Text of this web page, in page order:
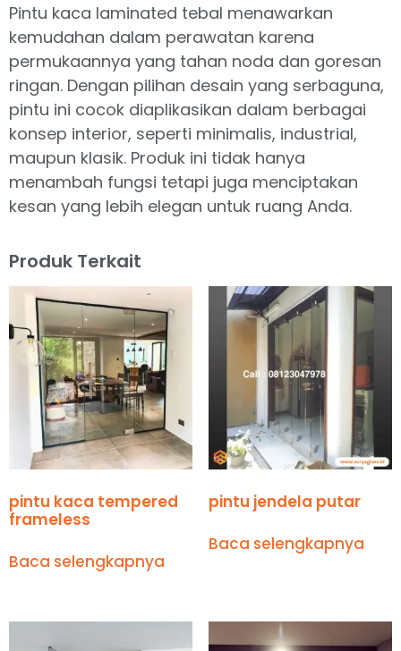
Pintu kaca laminated tebal menawarkan
kemudahan dalam perawatan karena
permukaannya yang tahan noda dan goresan
ringan. Dengan pilihan desain yang serbaguna,
pintu ini cocok diaplikasikan dalam berbagai
konsep interior, seperti minimalis, industrial,
maupun klasik. Produk ini tidak hanya
menambah fungsi tetapi juga menciptakan
kesan yang lebih elegan untuk ruang Anda.
Produk Terkait
pintu kaca tempered
frameless
Baca selengkapnya
pintu jendela putar
Baca selengkapnya